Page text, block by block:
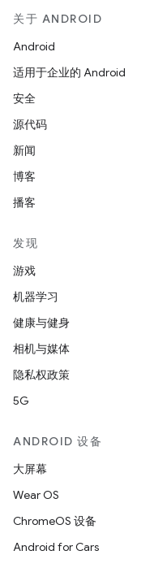
关于 ANDROID
Android
适用于企业的 Android
安全
源代码
新闻
博客
播客
发现
游戏
机器学习
健康与健身
相机与媒体
隐私权政策
5G
ANDROID 设备
大屏幕
Wear OS
ChromeOS 设备
Android for Cars